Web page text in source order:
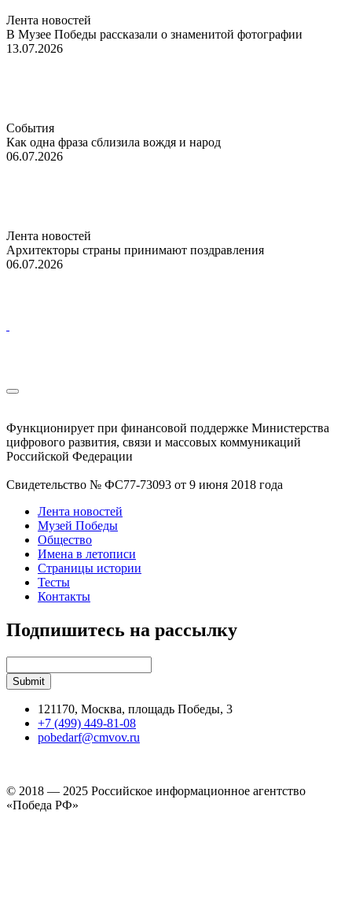
Лента новостей
В Музее Победы рассказали о знаменитой фотографии
13.07.2026
События
Как одна фраза сблизила вождя и народ
06.07.2026
Лента новостей
Архитекторы страны принимают поздравления
06.07.2026
Функционирует при финансовой поддержке Министерства
цифрового развития, связи и массовых коммуникаций
Российской Федерации
Свидетельство № ФС77-73093 от 9 июня 2018 года
Лента новостей
Музей Победы
Общество
Имена в летописи
Страницы истории
Тесты
Контакты
Подпишитесь на рассылку
121170, Москва, площадь Победы, 3
+7 (499) 449-81-08
pobedarf@cmvov.ru
© 2018 — 2025 Российское информационное агентство
«Победа РФ»